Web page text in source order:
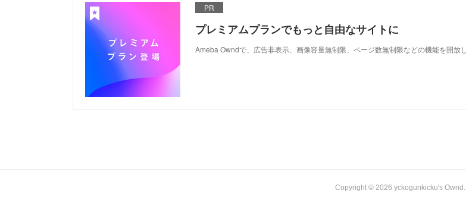
PR
プレミアムプランでもっと自由なサイトに
Ameba Owndで、広告非表示、画像容量無制限、ページ数無制限などの機能を開放し
Copyright © 2026 yckogunkicku's Ownd .